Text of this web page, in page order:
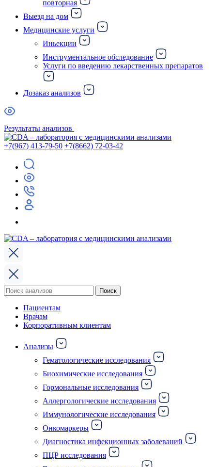
повторная
Выезд на дом
Медицинские услуги
Иньекции
Инструментальное обследование
Услуги по введению лекарственных препаратов
Дозаказ анализов
Результаты анализов
+7(967) 413-79-50 +7(8662) 72-03-42
Поиск
по:
Поиск
Пациентам
Врачам
Корпоративным клиентам
Анализы
Гематологические исследования
Биохимические исследования
Гормональные исследования
Аллергологические исследования
Иммунологические исследования
Онкомаркеры
Диагностика инфекционных заболеваний
ПЦР исследования